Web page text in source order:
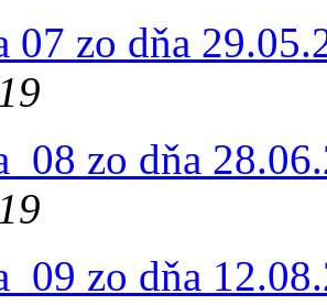
07 zo dňa
zo dňa
zo dňa